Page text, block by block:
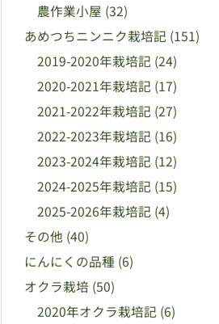
農作業小屋 (32)
あめつちニンニク栽培記 (151)
2019-2020年栽培記 (24)
2020-2021年栽培記 (17)
2021-2022年栽培記 (27)
2022-2023年栽培記 (16)
2023-2024年栽培記 (12)
2024-2025年栽培記 (15)
2025-2026年栽培記 (4)
その他 (40)
にんにくの品種 (6)
オクラ栽培 (50)
2020年オクラ栽培記 (6)